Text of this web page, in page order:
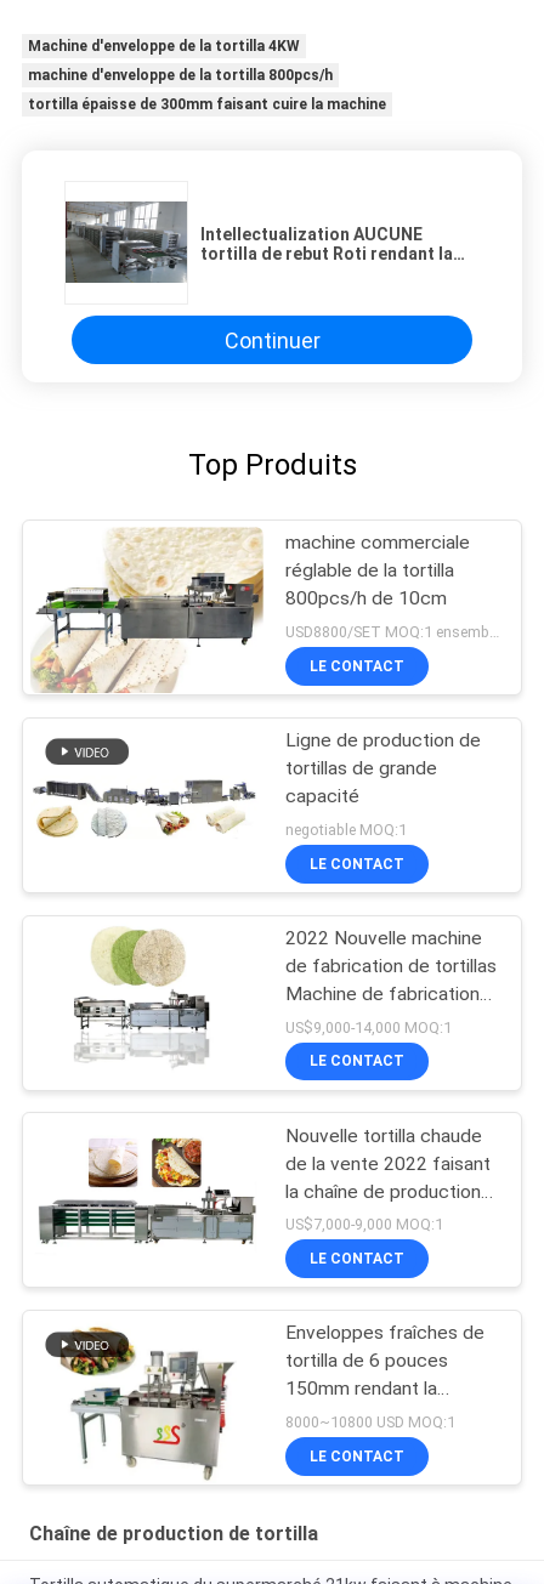
Machine d'enveloppe de la tortilla 4KW
machine d'enveloppe de la tortilla 800pcs/h
tortilla épaisse de 300mm faisant cuire la machine
Intellectualization AUCUNE
tortilla de rebut Roti rendant la
Continuer
Top Produits
machine commerciale
réglable de la tortilla
800pcs/h de 10cm
LE CONTACT
Ligne de production de
tortillas de grande
capacité
negotiable MOQ:1
LE CONTACT
2022 Nouvelle machine
de fabrication de tortillas
Machine de fabrication
de tortillas automatique
BP-650
US$9,000-14,000 MOQ:1
LE CONTACT
Nouvelle tortilla chaude
de la vente 2022 faisant
la chaîne de production
de tortilla de la machine
BP-550
US$7,000-9,000 MOQ:1
LE CONTACT
Enveloppes fraîches de
tortilla de 6 pouces
150mm rendant la
machine complètement
automatique
8000~10800 USD MOQ:1
LE CONTACT
Chaîne de production de tortilla